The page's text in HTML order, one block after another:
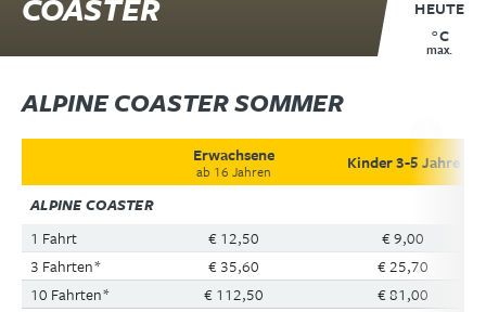
COASTER
HEUTE
°C
max.
ALPINE COASTER SOMMER
Erwachsene
ab 16 Jahren Kinder 3-5 Jahre
ALPINE COASTER
1 Fahrt € 12,50
€ 9,00
3 Fahrten*
€ 35,60
€ 25,70
10 Fahrten*
€ 112,50 € 81,00